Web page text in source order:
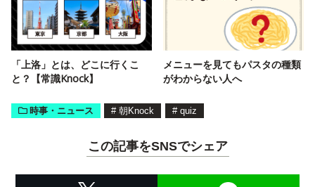
「上洛」とは、どこに行くこ
と？【常識Knock】
メニューを見てもパスタの種類
がわからない人へ
時事・ニュース # 朝Knock # quiz
この記事をSNSでシェア